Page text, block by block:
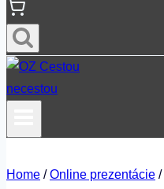
Home / Online prezentácie /